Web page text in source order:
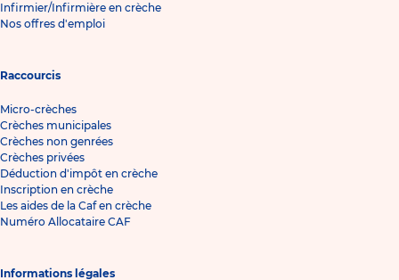
Infirmier/Infirmière en crèche
Nos offres d'emploi
Raccourcis
Micro-crèches
Crèches municipales
Crèches non genrées
Crèches privées
Déduction d'impôt en crèche
Inscription en crèche
Les aides de la Caf en crèche
Numéro Allocataire CAF
Informations légales